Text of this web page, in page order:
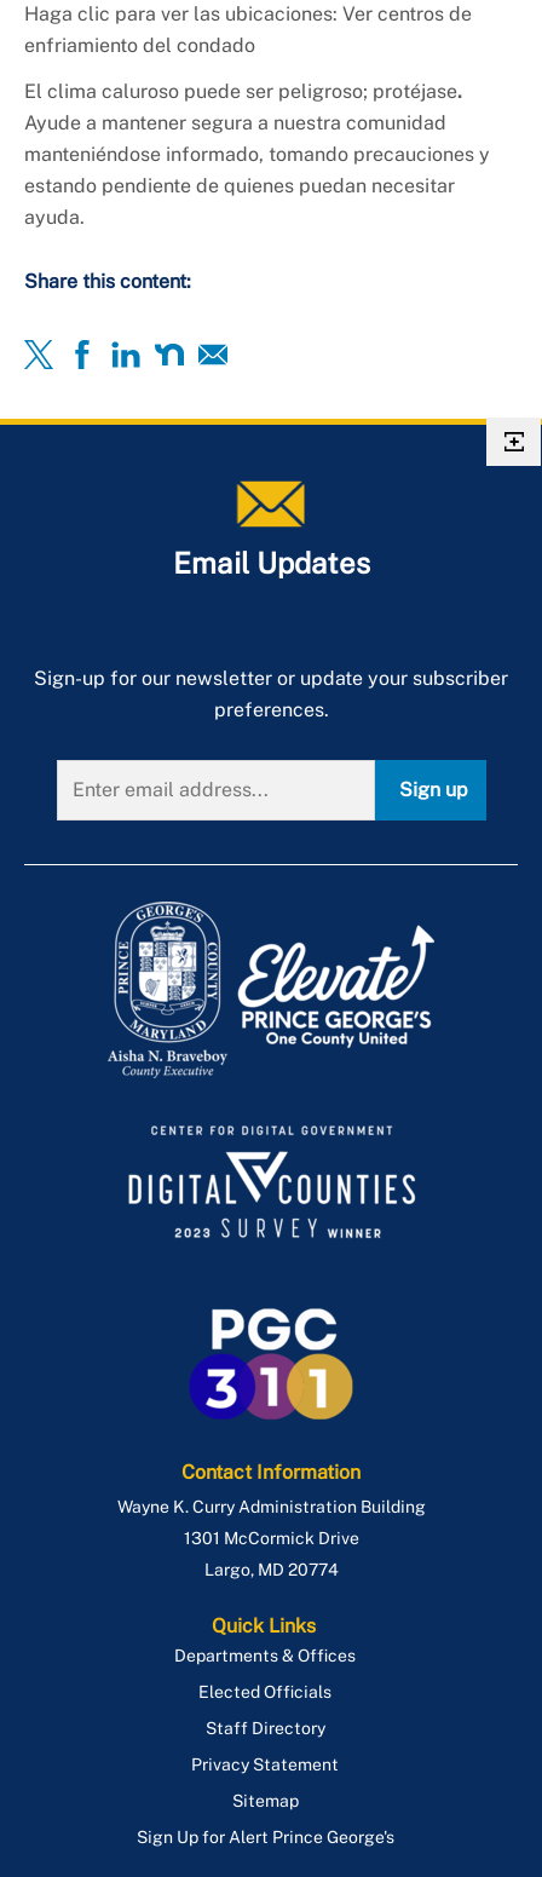
Haga clic para ver las ubicaciones: Ver centros de
enfriamiento del condado
El clima caluroso puede ser peligroso; protéjase.
Ayude a mantener segura a nuestra comunidad
manteniéndose informado, tomando precauciones y
estando pendiente de quienes puedan necesitar
ayuda.
Share this content:
Email Updates
Sign-up for our newsletter or update your subscriber
preferences.
Sign up
Contact Information
Wayne K. Curry Administration Building
1301 McCormick Drive
Largo, MD 20774
Quick Links
Departments & Offices
Elected Officials
Staff Directory
Privacy Statement
Sitemap
Sign Up for Alert Prince George's